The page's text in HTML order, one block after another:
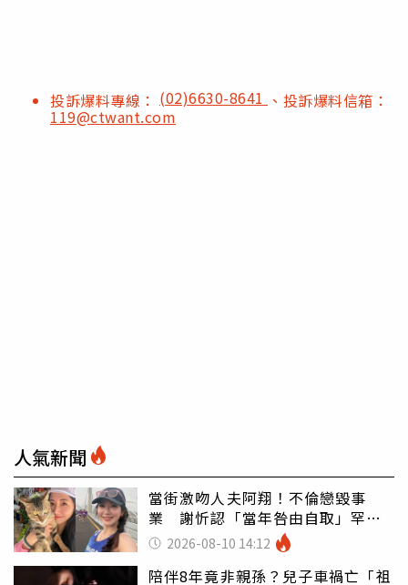
投訴爆料專線： (02)6630-8641 、投訴爆料信箱：
119@ctwant.com
人氣新聞
當街激吻人夫阿翔！不倫戀毀事
業 謝忻認「當年咎由自取」罕吐
心聲2026-08-10 14:12
陪伴8年竟非親孫？兒子車禍亡「祖